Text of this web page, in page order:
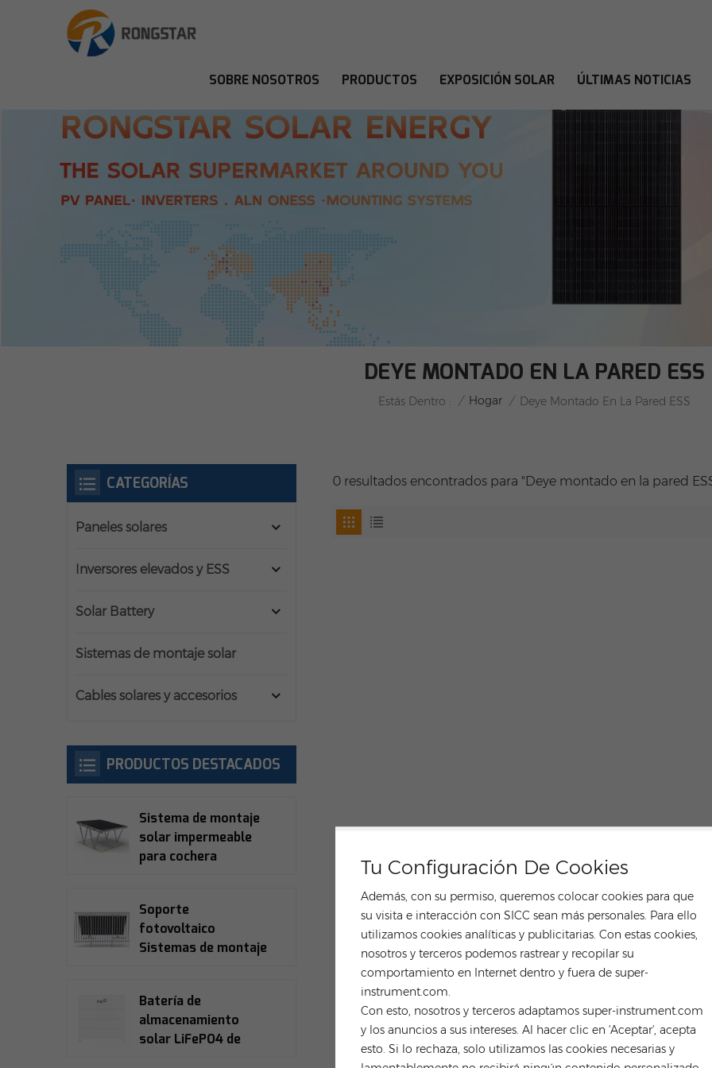
Tu Configuración De Cookies
Además, con su permiso, queremos colocar cookies para que
su visita e interacción con SICC sean más personales. Para ello
utilizamos cookies analíticas y publicitarias. Con estas cookies,
nosotros y terceros podemos rastrear y recopilar su
comportamiento en Internet dentro y fuera de super-
instrument.com.
Con esto, nosotros y terceros adaptamos super-instrument.com
y los anuncios a sus intereses. Al hacer clic en 'Aceptar', acepta
esto. Si lo rechaza, solo utilizamos las cookies necesarias y
SOBRE NOSOTROS PRODUCTOS EXPOSICIÓN SOLAR ÚLTIMAS NOTICIAS
DEYE MONTADO EN LA PARED ESS
Estás Dentro : / Hogar / Deye Montado En La Pared ESS
0 resultados encontrados para "Deye montado en la pared
CATEGORÍAS
Paneles solares
Inversores elevados y ESS
Solar Battery
Sistemas de montaje solar
Cables solares y accesorios
PRODUCTOS DESTACADOS
Sistema de montaje
solar impermeable
para cochera
Soporte
fotovoltaico
Sistemas de montaje
Batería de
almacenamiento
solar LiFePO4 de